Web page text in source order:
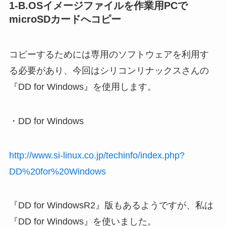
1-B.OSイメージファイルを作業用PCで
microSDカードへコピー
コピーするためには専用のソフトウェアを利用す
る必要があり、今回はシリコンリナックスさんの
『DD for Windows』を使用します。
・DD for Windows
http://www.si-linux.co.jp/techinfo/index.php?
DD%20for%20Windows
『DD for WindowsR2』版もあるようですが、私は
『DD for Windows』を使いました。